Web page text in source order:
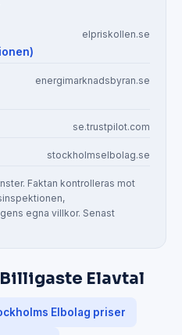
elpriskollen.se
energimarknadsbyran.se
se.trustpilot.com
stockholmselbolag.se
Faktan kontrolleras mot
egna villkor. Senast
Elavtal
Elbolag priser